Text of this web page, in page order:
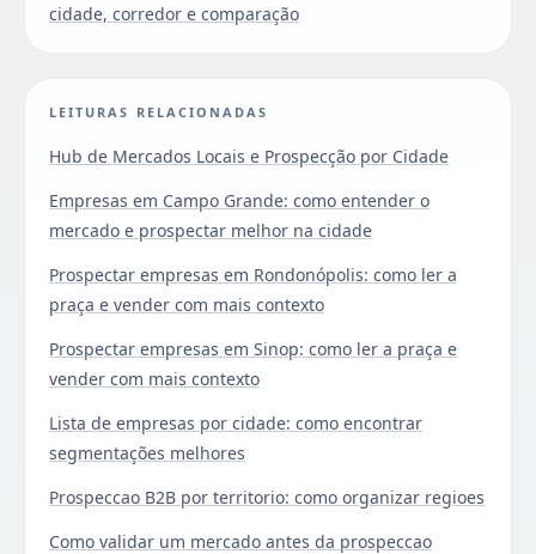
cidade, corredor e comparação
LEITURAS RELACIONADAS
Hub de Mercados Locais e Prospecção por Cidade
Empresas em Campo Grande: como entender o
mercado e prospectar melhor na cidade
Prospectar empresas em Rondonópolis: como ler a
praça e vender com mais contexto
Prospectar empresas em Sinop: como ler a praça e
vender com mais contexto
Lista de empresas por cidade: como encontrar
segmentações melhores
Prospeccao B2B por territorio: como organizar regioes
Como validar um mercado antes da prospeccao